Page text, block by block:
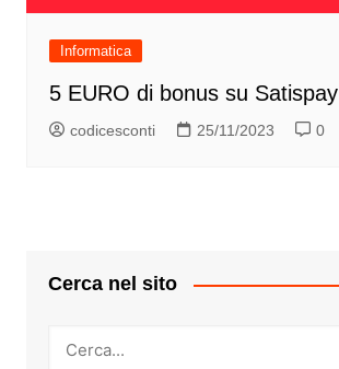
Informatica
5 EURO di bonus su Satispay
codicesconti 25/11/2023 0
Cerca nel sito